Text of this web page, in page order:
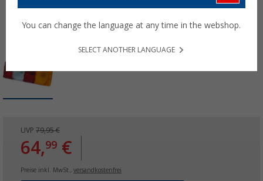
UVP 79,95 €
64,99 €
Preise inkl. MwSt., versandkostenfrei
You can change the language at any time in the webshop.
SELECT ANOTHER LANGUAGE